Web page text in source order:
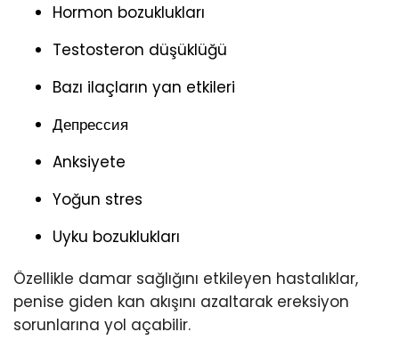
Hormon bozuklukları
Testosteron düşüklüğü
Bazı ilaçların yan etkileri
Депрессия
Anksiyete
Yoğun stres
Uyku bozuklukları
Özellikle damar sağlığını etkileyen hastalıklar,
penise giden kan akışını azaltarak ereksiyon
sorunlarına yol açabilir.